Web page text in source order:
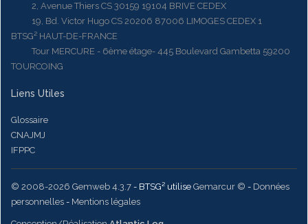
2, Avenue Thiers CS 30159 19104 BRIVE CEDEX
19, Bd. Victor Hugo CS 20206 87006 LIMOGES CEDEX 1
BTSG² HAUT-DE-FRANCE
Tour MERCURE - 6ème étage- 445 Boulevard Gambetta 59200
TOURCOING
Liens Utiles
Glossaire
CNAJMJ
IFPPC
© 2008-2026 Gemweb 4.3.7 - BTSG² utilise Gemarcur © - Données
personnelles - Mentions légales